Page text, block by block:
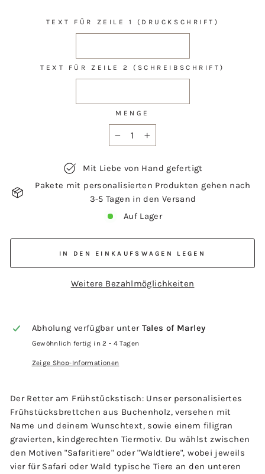
TEXT FÜR ZEILE 1 (DRUCKSCHRIFT)
TEXT FÜR ZEILE 2 (SCHREIBSCHRIFT)
MENGE
Mit Liebe von Hand gefertigt
Pakete mit personalisierten Produkten gehen nach
3-5 Tagen in den Versand
Auf Lager
IN DEN EINKAUFSWAGEN LEGEN
Weitere Bezahlmöglichkeiten
Abholung verfügbar unter Tales of Marley
Gewöhnlich fertig in 2 - 4 Tagen
Zeige Shop-Informationen
Der Retter am Frühstückstisch: Unser personalisiertes
Frühstücksbrettchen aus Buchenholz, versehen mit
Name und deinem Wunschtext, sowie einem filigran
gravierten, kindgerechten Tiermotiv. Du wählst zwischen
den Motiven "Safaritiere" oder "Waldtiere", wobei jeweils
vier für Safari oder Wald typische Tiere an den unteren